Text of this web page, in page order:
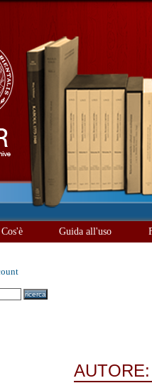
Cos'è Guida all'uso